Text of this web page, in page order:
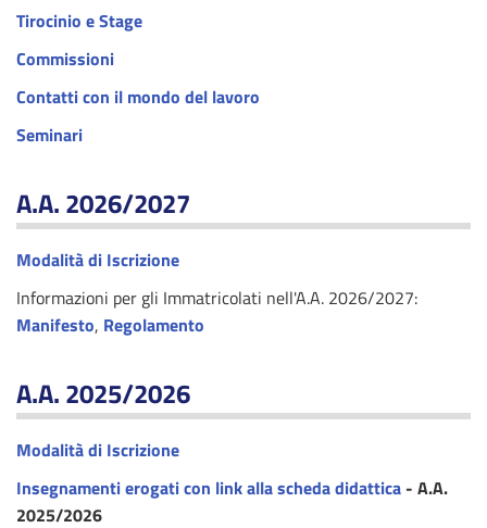
Tirocinio e Stage
Commissioni
Contatti con il mondo del lavoro
Seminari
A.A. 2026/2027
Modalità di Iscrizione
Informazioni per gli Immatricolati nell'A.A. 2026/2027:
Manifesto, Regolamento
A.A. 2025/2026
Modalità di Iscrizione
Insegnamenti erogati con link alla scheda didattica - A.A.
2025/2026